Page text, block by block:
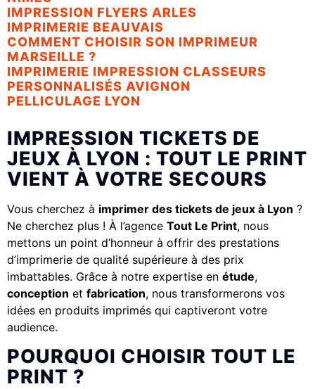
IMPRESSION FLYERS ARLES
IMPRIMERIE BEAUVAIS
COMMENT CHOISIR SON IMPRIMEUR
MARSEILLE ?
IMPRIMERIE IMPRESSION CLASSEURS
PERSONNALISÉS AVIGNON
PELLICULAGE LYON
IMPRESSION TICKETS DE
JEUX À LYON : TOUT LE PRINT
VIENT À VOTRE SECOURS
Vous cherchez à imprimer des tickets de jeux à Lyon ?
Ne cherchez plus ! À l’agence Tout Le Print, nous
mettons un point d’honneur à offrir des prestations
d’imprimerie de qualité supérieure à des prix
imbattables. Grâce à notre expertise en étude,
conception et fabrication, nous transformerons vos
idées en produits imprimés qui captiveront votre
audience.
POURQUOI CHOISIR TOUT LE
PRINT ?